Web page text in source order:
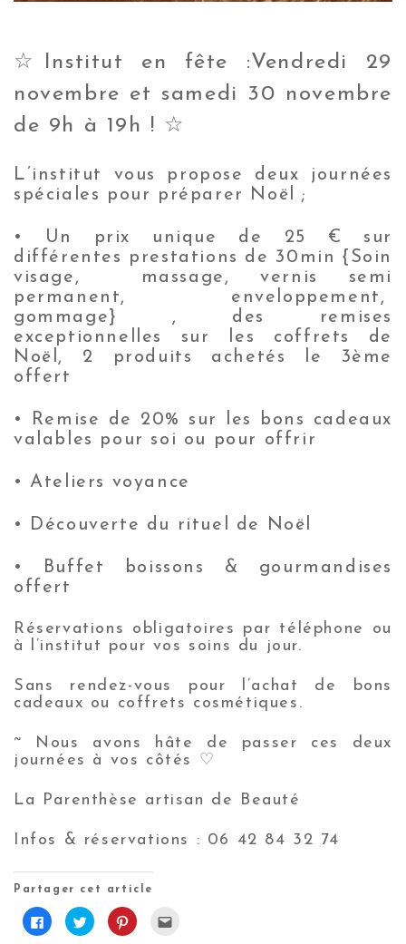
☆Institut en fête :Vendredi 29
novembre et samedi 30 novembre
de 9h à 19h ! ☆
L’institut vous propose deux journées
spéciales pour préparer Noël ;
• Un prix unique de 25 € sur
différentes prestations de 30min {Soin
visage, massage, vernis semi
permanent, enveloppement,
gommage} , des remises
exceptionnelles sur les coffrets de
Noël, 2 produits achetés le 3ème
offert
• Remise de 20% sur les bons cadeaux
valables pour soi ou pour offrir
• Ateliers voyance
• Découverte du rituel de Noël
• Buffet boissons & gourmandises
offert
Réservations obligatoires par téléphone ou
à l’institut pour vos soins du jour.
Sans rendez-vous pour l’achat de bons
cadeaux ou coffrets cosmétiques.
~ Nous avons hâte de passer ces deux
journées à vos côtés ♡
La Parenthèse artisan de Beauté
Infos & réservations : 06 42 84 32 74
Partager cet article
C
l
C
l
C
l